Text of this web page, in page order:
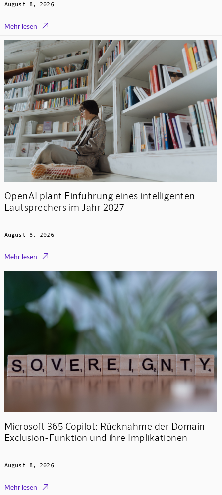
August 8, 2026
Mehr lesen 
OpenAI plant Einführung eines intelligenten
Lautsprechers im Jahr 2027
August 8, 2026
Mehr lesen 
Microsoft 365 Copilot: Rücknahme der Domain
Exclusion-Funktion und ihre Implikationen
August 8, 2026
Mehr lesen 